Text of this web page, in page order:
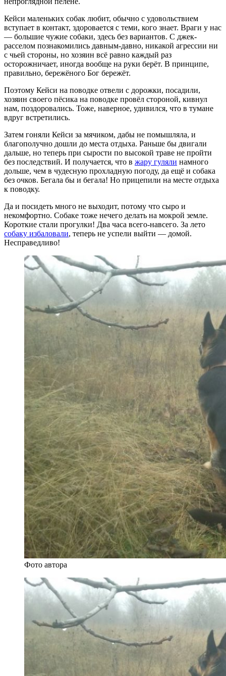
Кейси маленьких собак любит, обычно с удовольствием
вступает в контакт, здоровается с теми, кого знает. Враги у нас
— большие чужие собаки, здесь без вариантов. С джек-
расселом познакомились давным-давно, никакой агрессии ни
с чьей стороны, но хозяин всё равно каждый раз
осторожничает, иногда вообще на руки берёт. В принципе,
правильно, бережёного Бог бережёт.
Поэтому Кейси на поводке отвели с дорожки, посадили,
хозяин своего пёсика на поводке провёл стороной, кивнул
нам, поздоровались. Тоже, наверное, удивился, что в тумане
вдруг встретились.
Затем гоняли Кейси за мячиком, дабы не помышляла, и
благополучно дошли до места отдыха. Раньше бы двигали
дальше, но теперь при сырости по высокой траве не пройти
без последствий. И получается, что в жару гуляли намного
дольше, чем в чудесную прохладную погоду, да ещё и собака
без очков. Бегала бы и бегала! Но прицепили на месте отдыха
к поводку.
Да и посидеть много не выходит, потому что сыро и
некомфортно. Собаке тоже нечего делать на мокрой земле.
Короткие стали прогулки! Два часа всего-навсего. За лето
собаку избаловали, теперь не успели выйти — домой.
Несправедливо!
Фото автора